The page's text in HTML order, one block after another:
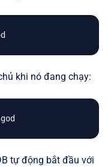
khi nó đang chạy:
tự động bắt đầu với